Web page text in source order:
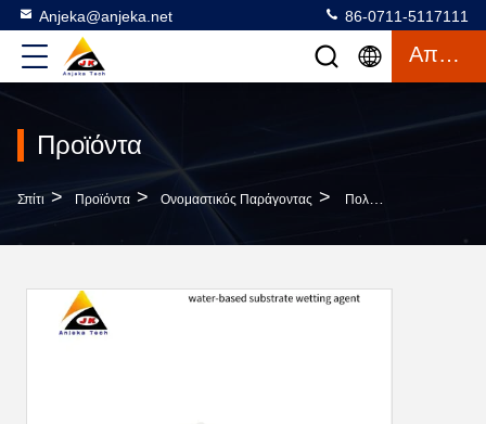
Anjeka@anjeka.net 86-0711-5117111
Απόσπασμα
Προϊόντα
Σπίτι > Προϊόντα > Ονομαστικός Παράγοντας > Πολυαιθεροσιλοξανική Σύνθετη Ουσία Διαβροχής Υποστρώματος Για Διάλυμα Στίλβωσης Εξαιρετική Σταθερότητα Μειώνει Την Επιφανειακή Τάση BYK 346